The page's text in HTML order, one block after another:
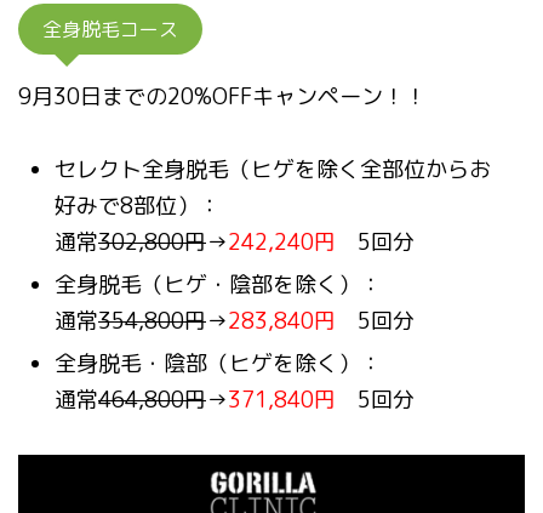
全身脱毛コース
9月30日までの20%OFFキャンペーン！！
セレクト全身脱毛（ヒゲを除く全部位からお
好みで8部位）：
通常302,800円→242,240円 5回分
全身脱毛（ヒゲ・陰部を除く）：
通常354,800円→283,840円 5回分
全身脱毛・陰部（ヒゲを除く）：
通常464,800円→371,840円 5回分